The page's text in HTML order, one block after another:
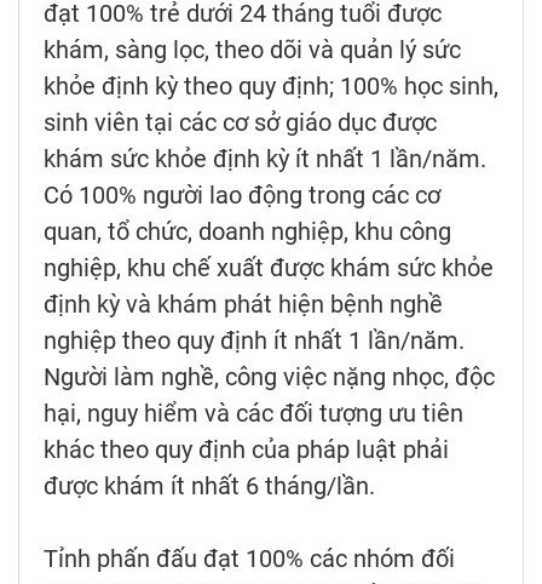
đạt 100% trẻ dưới 24 tháng tuổi được
khám, sàng lọc, theo dõi và quản lý sức
khỏe định kỳ theo quy định; 100% học sinh,
sinh viên tại các cơ sở giáo dục được
khám sức khỏe định kỳ ít nhất 1 lần/năm.
Có 100% người lao động trong các cơ
quan, tổ chức, doanh nghiệp, khu công
nghiệp, khu chế xuất được khám sức khỏe
định kỳ và khám phát hiện bệnh nghề
nghiệp theo quy định ít nhất 1 lần/năm.
Người làm nghề, công việc nặng nhọc, độc
hại, nguy hiểm và các đối tượng ưu tiên
khác theo quy định của pháp luật phải
được khám ít nhất 6 tháng/lần.
Tỉnh phấn đấu đạt 100% các nhóm đối